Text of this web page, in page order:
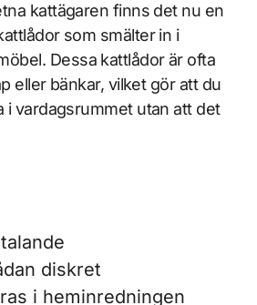
kattägaren finns det nu en
som smälter in i
Dessa kattlådor är ofta
eller bänkar, vilket gör att du
i vardagsrummet utan att det
diskret
i heminredningen